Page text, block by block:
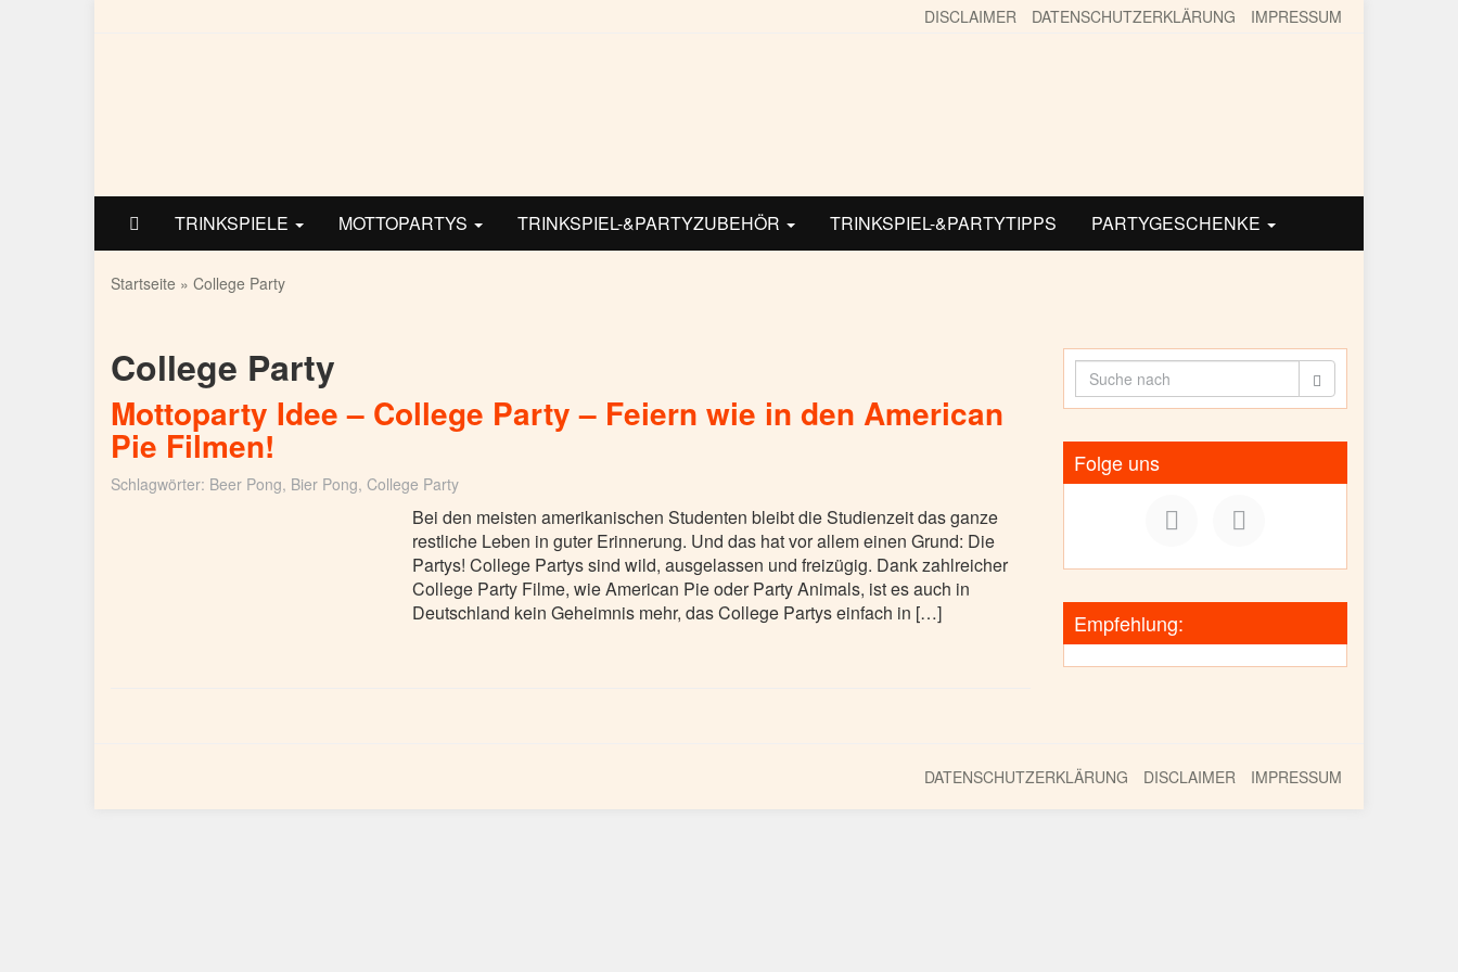
DISCLAIMER DATENSCHUTZERKLÄRUNG IMPRESSUM
TRINKSPIELE MOTTOPARTYS TRINKSPIEL-&PARTYZUBEHÖR TRINKSPIEL-&PARTYTIPPS PARTYGESCHENKE
Startseite » College Party
College Party
Mottoparty Idee – College Party – Feiern wie in den American
Pie Filmen!
Schlagwörter: Beer Pong, Bier Pong, College Party
Bei den meisten amerikanischen Studenten bleibt die Studienzeit das ganze
restliche Leben in guter Erinnerung. Und das hat vor allem einen Grund: Die
Partys! College Partys sind wild, ausgelassen und freizügig. Dank zahlreicher
College Party Filme, wie American Pie oder Party Animals, ist es auch in
Deutschland kein Geheimnis mehr, das College Partys einfach in […]
Folge uns
Empfehlung:
DATENSCHUTZERKLÄRUNG DISCLAIMER IMPRESSUM